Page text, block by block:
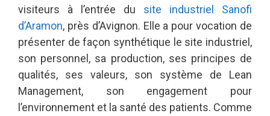
visiteurs à l’entrée du site industriel Sanofi
d’Aramon, près d’Avignon. Elle a pour vocation de
présenter de façon synthétique le site industriel,
son personnel, sa production, ses principes de
qualités, ses valeurs, son système de Lean
Management, son engagement pour
l’environnement et la santé des patients. Comme